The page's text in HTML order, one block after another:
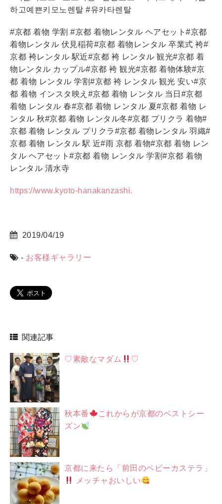
하고예쁜키모노렌탈 #유카타렌탈
#京都 着物 学割 #京都 着物レンタル ヘアセット#京都
着物レンタル 伏見稲荷#京都 着物レンタル 卒業式 袴#
京都 袴レンタル 駅近#京都 袴 レンタル 観光#京都 着
物レンタル カップル#京都 袴 観光#京都 着物体験#京
都 着物 レンタル 学割#京都 袴 レンタル 観光 安い#京
都 着物 インスタ映え#京都 着物 レンタル 当日#京都
着物 レンタル 春#京都 着物 レンタル 夏#京都 着物 レ
ンタル 秋#京都 着物 レンタル冬#京都 プリクラ 着物#
京都 着物 レンタル プリクラ#京都 着物レンタル 羽織#
京都 着物 レンタル 駅 近#雨 京都 着物#京都 着物 レン
タル ヘアセット#京都 着物 レンタル 学割#京都 着物
レンタル 清水寺
https://www.kyoto-hanakanzashi.
2019/04/19
- お客様ギャラリー
関連記事
♡素敵なマダム ♡
秋本番
これからが京都のベストシー
ズン
京都に来たら「前田のベビーカステラ」
メッチャおいしい